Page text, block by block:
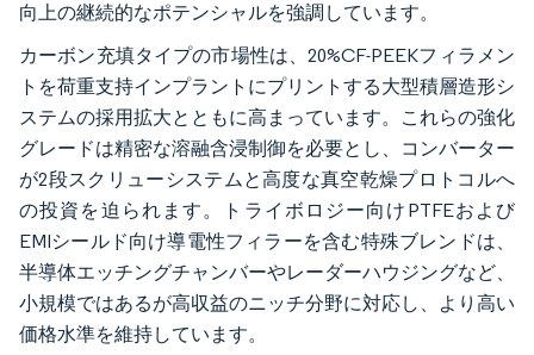
向上の継続的なポテンシャルを強調しています。
カーボン充填タイプの市場性は、20%CF-PEEKフィラメン
トを荷重支持インプラントにプリントする大型積層造形シ
ステムの採用拡大とともに高まっています。これらの強化
グレードは精密な溶融含浸制御を必要とし、コンバーター
が2段スクリューシステムと高度な真空乾燥プロトコルへ
の投資を迫られます。トライボロジー向けPTFEおよび
EMIシールド向け導電性フィラーを含む特殊ブレンドは、
半導体エッチングチャンバーやレーダーハウジングなど、
小規模ではあるが高収益のニッチ分野に対応し、より高い
価格水準を維持しています。